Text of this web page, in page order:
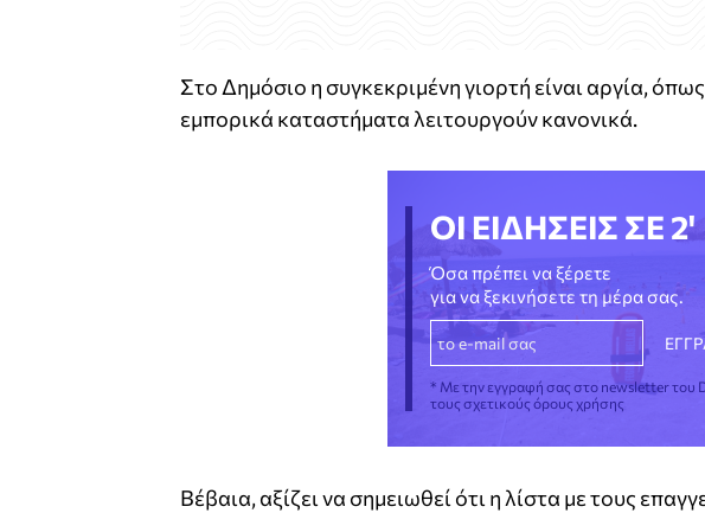
Στο Δημόσιο η συγκεκριμένη γιορτή είναι αργία,
εμπορικά καταστήματα λειτουργούν κανονικά.
ΟΙ ΕΙΔΗΣΕΙΣ ΣΕ 2'
Όσα πρέπει να ξέρετε
για να ξεκινήσετε τη μέρα σας.
* Με την εγγραφή σας στο newsletter του
τους σχετικούς όρους χρήσης
Βέβαια, αξίζει να σημειωθεί ότι η λίστα με τους